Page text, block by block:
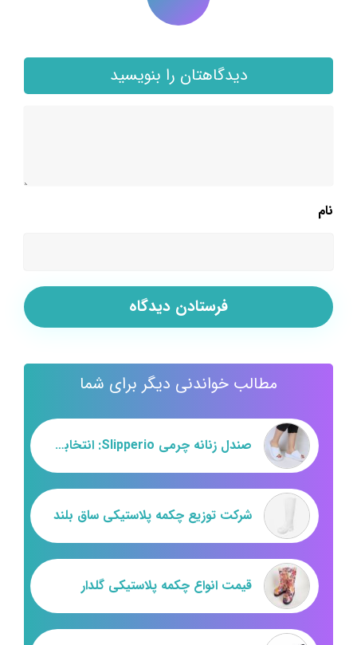
دیدگاهتان را بنویسید
نام
مطالب خواندنی دیگر برای شما
صندل زنانه چرمی Slipperio: انتخابی ایده‌آل برای مشتریان بین‌المللی
شرکت توزیع چکمه پلاستیکی ساق بلند
قیمت انواع چکمه پلاستیکی گلدار